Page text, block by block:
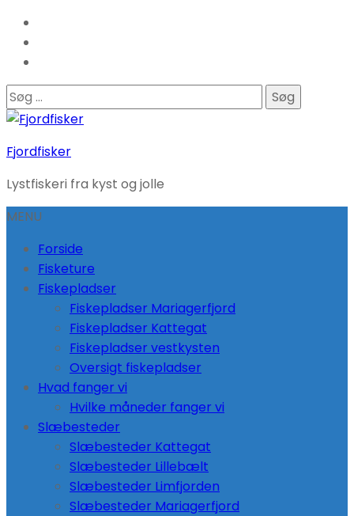
Søg
efter:
Fjordfisker
Lystfiskeri fra kyst og jolle
MENU
Forside
Fisketure
Fiskepladser
Fiskepladser Mariagerfjord
Fiskepladser Kattegat
Fiskepladser vestkysten
Oversigt fiskepladser
Hvad fanger vi
Hvilke måneder fanger vi
Slæbesteder
Slæbesteder Kattegat
Slæbesteder Lillebælt
Slæbesteder Limfjorden
Slæbesteder Mariagerfjord